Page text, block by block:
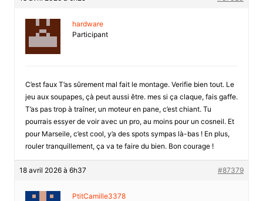
hardware
Participant
C’est faux T’as sûrement mal fait le montage. Verifie bien tout. Le
jeu aux soupapes, çà peut aussi être. mes si ça claque, fais gaffe.
T’as pas trop à traîner, un moteur en pane, c’est chiant. Tu
pourrais essyer de voir avec un pro, au moins pour un cosneil. Et
pour Marseile, c’est cool, y’a des spots sympas là-bas ! En plus,
rouler tranquillement, ça va te faire du bien. Bon courage !
18 avril 2026 à 6h37 #87379
PtitCamille3378